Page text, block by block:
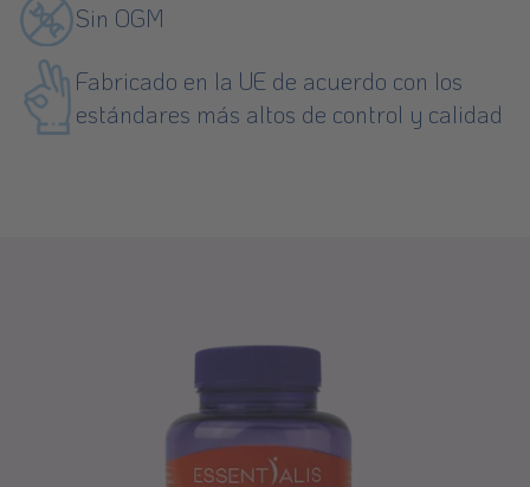
Sin OGM
Fabricado en la UE de acuerdo con los
estándares más altos de control y calidad